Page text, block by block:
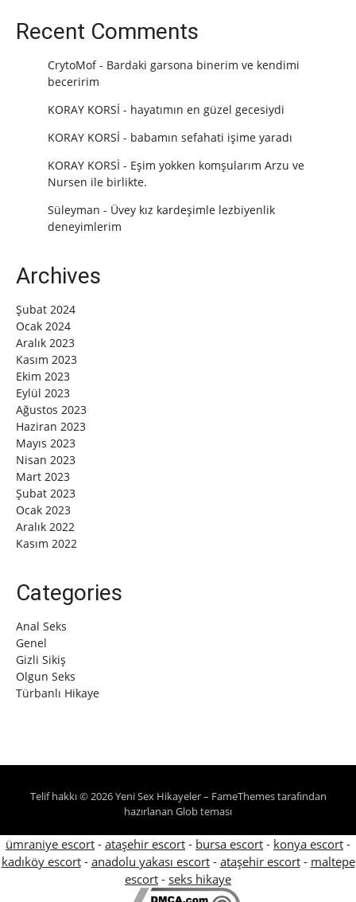
Recent Comments
CrytoMof- Bardaki garsona binerim ve kendimi
beceririm
KORAY KORSİ - hayatımın en güzel gecesiydi
KORAY KORSİ - babamın sefahati işime yaradı
KORAY KORSİ - Eşim yokken komşularım Arzu ve
Nursen ile birlikte.
Süleyman - Üvey kız kardeşimle lezbiyenlik
deneyimlerim
Archives
Şubat 2024
Ocak 2024
Aralık 2023
Kasım 2023
Ekim 2023
Eylül 2023
Ağustos 2023
Haziran 2023
Mayıs 2023
Nisan 2023
Mart 2023
Şubat 2023
Ocak 2023
Aralık 2022
Kasım 2022
Categories
Anal Seks
Genel
Gizli Sikiş
Olgun Seks
Türbanlı Hikaye
Telif hakkı © 2026 Yeni Sex Hikayeler– FameThemestarafından
hazırlanan Glob teması
ümraniye escort - ataşehir escort - bursa escort - konya escort -
kadıköy escort- anadolu yakası escort- ataşehir escort- maltepe
escort - seks hikaye